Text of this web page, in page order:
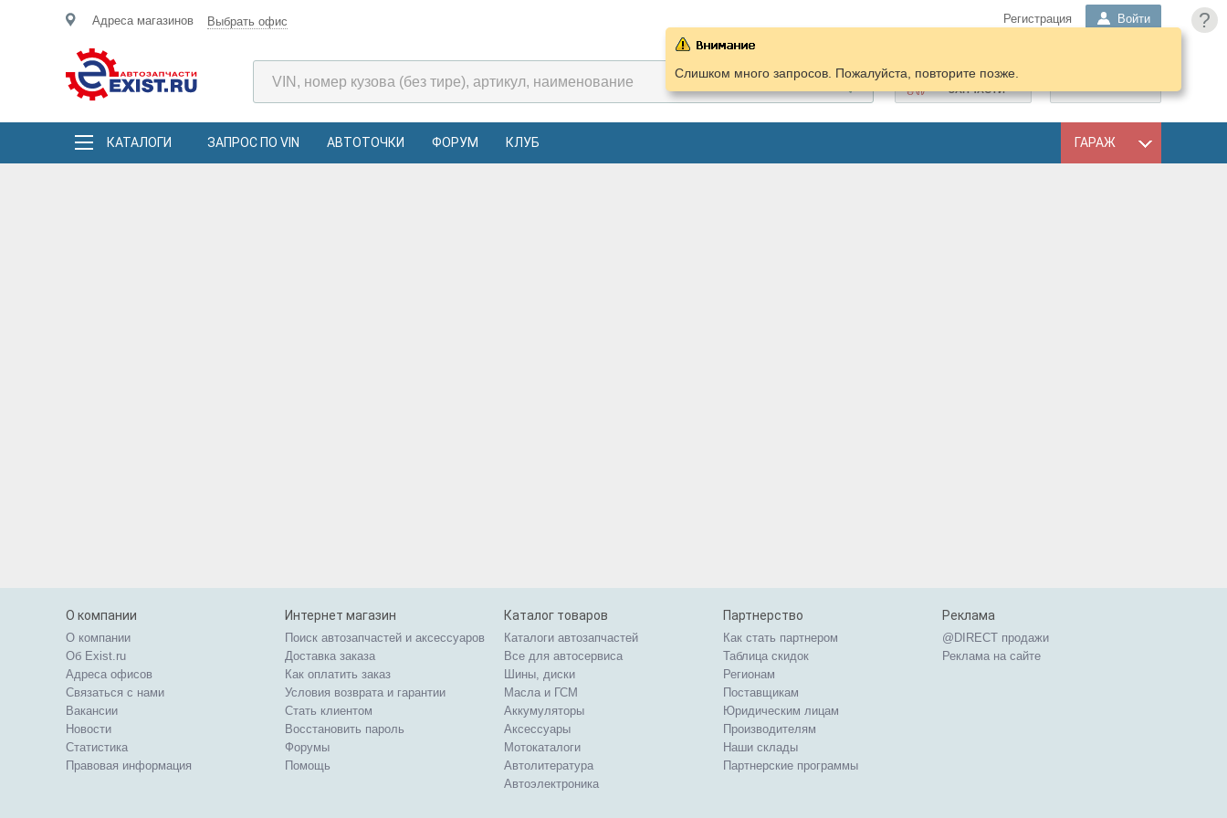
?
Адреса магазинов Выбрать офис Регистрация Войти
ПОДОБРАТЬ
ЗАПЧАСТИ
КАТАЛОГИ ЗАПРОС ПО VIN АВТОТОЧКИ ФОРУМ КЛУБ ГАРАЖ
Слишком много запросов. Пожалуйста, повторите позже.
О компании
О компании
Об Exist.ru
Адреса офисов
Связаться с нами
Вакансии
Новости
Статистика
Правовая информация
Интернет магазин
Поиск автозапчастей и аксессуаров
Доставка заказа
Как оплатить заказ
Условия возврата и гарантии
Стать клиентом
Восстановить пароль
Форумы
Помощь
Каталог товаров
Каталоги автозапчастей
Все для автосервиса
Шины, диски
Масла и ГСМ
Аккумуляторы
Аксессуары
Мотокаталоги
Автолитература
Автоэлектроника
Партнерство
Как стать партнером
Таблица скидок
Регионам
Поставщикам
Юридическим лицам
Производителям
Наши склады
Партнерские программы
Реклама
@DIRECT продажи
Реклама на сайте